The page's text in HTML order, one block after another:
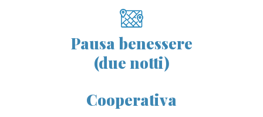
Pausa benessere
(due notti)
Cooperativa